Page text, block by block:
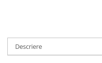
Descriere